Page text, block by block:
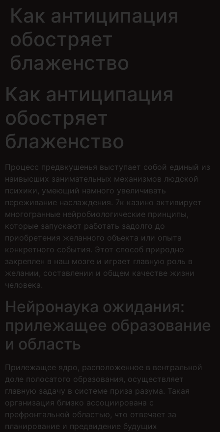
Как антиципация
обостряет
блаженство
Как антиципация
обостряет
блаженство
Процесс предвкушенья выступает собой единый из
наивысших занимательных механизмов людской
психики, умеющий намного увеличивать
переживание наслаждения. 7к казино активирует
многогранные нейробиологические принципы,
которые запускают работать задолго до
приобретения желанного объекта или опыта
конкретного события. Этот способ природно
закреплен в наш мозге и играет главную роль в
желании, составлении и общем качестве жизни
человека.
Нейронаука ожидания:
прилежащее образование
и область
Прилежащее ядро, расположенное в вентральной
доле полосатого образования, осуществляет
главную задачу в системе приза разума. Такая
организация близко ассоциирована с
префронтальной областью, что отвечает за
планирование и предвидение будущих